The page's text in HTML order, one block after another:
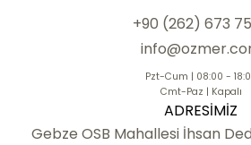
+90 (262) 673
Pzt-Cum | 08:00 -
Cmt-Paz | Kapalı
ADRESIMIZ
Gebze OSB Mahallesi İhsan